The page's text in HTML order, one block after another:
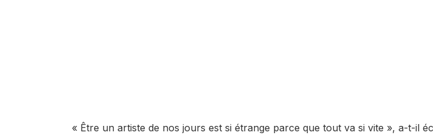
« Être un artiste de nos jours est si étrange parce que tout va si vite », a-t-il